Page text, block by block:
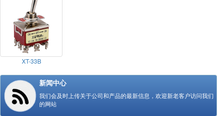
XT-33B
新闻中心
我们会及时上传关于公司和产品的最新信息，欢迎新老客户访问我们
的网站